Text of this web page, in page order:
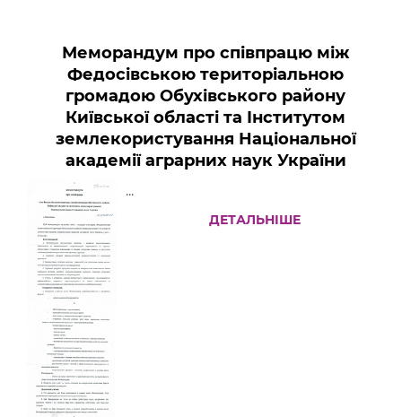
Меморандум про співпрацю між
Федосівською територіальною
громадою Обухівського району
Київської області та Інститутом
землекористування Національної
академії аграрних наук України
...
ДЕТАЛЬНІШЕ